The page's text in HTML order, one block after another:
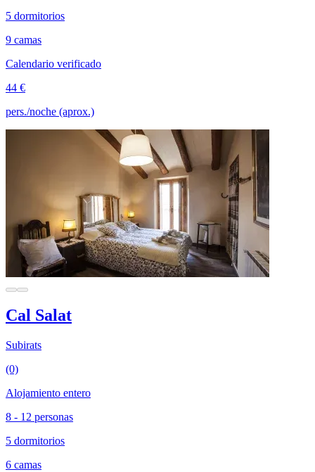
5 dormitorios
9 camas
Calendario verificado
44 €
pers./noche (aprox.)
Cal Salat
Subirats
(0)
Alojamiento entero
8 - 12 personas
5 dormitorios
6 camas